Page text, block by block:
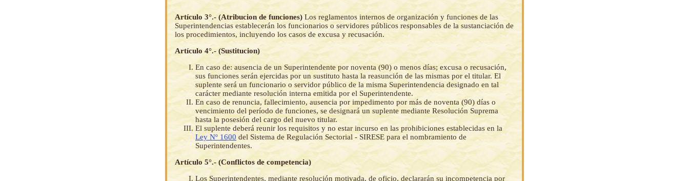
Artículo 3°.- (Atribucion de funciones) Los reglamentos internos de organización y funciones de las
Superintendencias establecerán los funcionarios o servidores públicos responsables de la sustanciación de
los procedimientos, incluyendo los casos de excusa y recusación.
Artículo 4°.- (Sustitucion)
En caso de: ausencia de un Superintendente por noventa (90) o menos días; excusa o recusación,
sus funciones serán ejercidas por un sustituto hasta la reasunción de las mismas por el titular. El
suplente será un funcionario o servidor público de la misma Superintendencia designado en tal
carácter mediante resolución interna emitida por el Superintendente.
En caso de renuncia, fallecimiento, ausencia por impedimento por más de noventa (90) días o
vencimiento del período de funciones, se designará un suplente mediante Resolución Suprema
hasta la posesión del cargo del nuevo titular.
El suplente deberá reunir los requisitos y no estar incurso en las prohibiciones establecidas en la
Ley Nº 1600 del Sistema de Regulación Sectorial - SIRESE para el nombramiento de
Superintendentes.
Artículo 5°.- (Conflictos de competencia)
Los Superintendentes, mediante resolución motivada, de oficio, declararán su incompetencia por